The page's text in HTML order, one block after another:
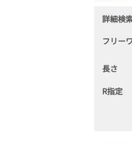
詳細検
フリー
長さ
R指定